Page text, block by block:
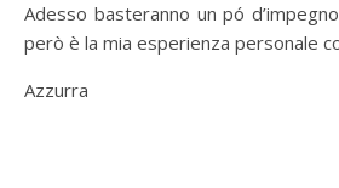
Adesso basteranno un pó
però è la mia esperienza personale
Azzurra